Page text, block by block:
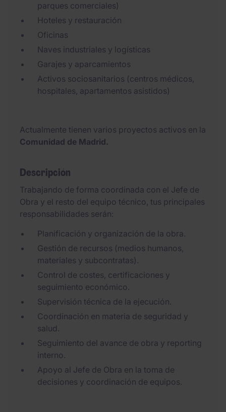
parques comerciales)
Hoteles y restauración
Oficinas
Naves industriales y logísticas
Garajes y aparcamientos
Activos sociosanitarios (centros médicos,
hospitales, apartamentos asistidos)
Actualmente tienen varios proyectos activos en la
Comunidad de Madrid.
Descripción
Trabajando de forma coordinada con el Jefe de
Obra y el resto del equipo técnico, tus principales
responsabilidades serán:
Planificación y organización de la obra.
Gestión de recursos (medios humanos,
materiales y subcontratas).
Control de costes, certificaciones y
seguimiento económico.
Supervisión técnica de la ejecución.
Coordinación en materia de seguridad y
salud.
Seguimiento del avance de obra y reporting
interno.
Apoyo al Jefe de Obra en la toma de
decisiones y coordinación de equipos.